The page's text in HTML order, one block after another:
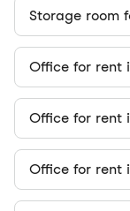
Storage room
Office for rent
Office for rent
Office for rent